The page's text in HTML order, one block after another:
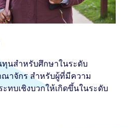
นสำหรับศึกษาในระดับ
าจักร สำหรับผู้ที่มีความ
ทบเชิงบวกให้เกิดขึ้นในระดับ